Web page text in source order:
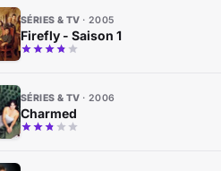
SÉRIES & TV 2005
Firefly - Saison 1
SÉRIES & TV 2006
Charmed